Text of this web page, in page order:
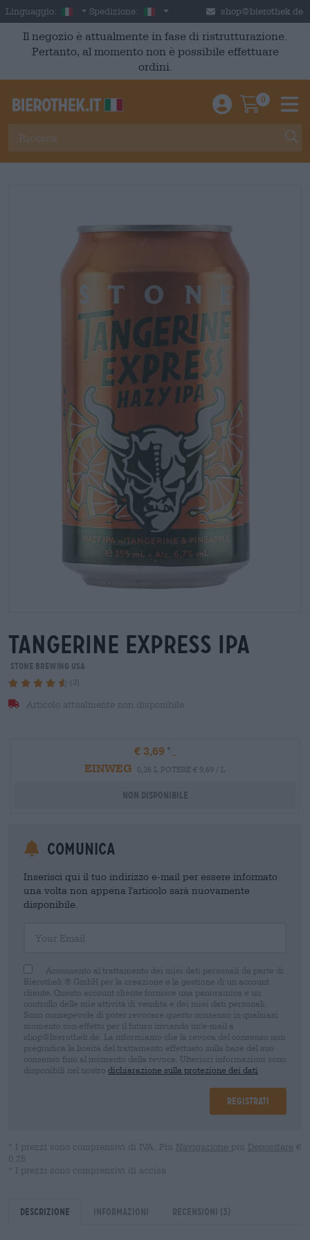
Skip to main content
Linguaggio: Italian
Spedizione: Italia shop@bierothek.de
Il negozio è attualmente in fase di ristrutturazione.
Pertanto, al momento non è possibile effettuare
ordini.
Einloggen /
0
tangerine express ipa
Stone Brewing USA
(3)
Articolo attualmente non disponibile
€ 3,69
EINWEG
0,36 L POTERE € 9,69 / L
Non disponibile
Comunica
Inserisci qui il tuo indirizzo e-mail per essere informato
una volta non appena l'articolo sarà nuovamente
disponibile.
Acconsento al trattamento dei miei dati personali da parte di
Bierothek ® GmbH per la creazione e la gestione di un account
cliente. Questo account cliente fornisce una panoramica e un
controllo delle mie attività di vendita e dei miei dati personali.
Sono consapevole di poter revocare questo consenso in qualsiasi
momento con effetto per il futuro inviando un'e-mail a
shop@bierothek.de. La informiamo che la revoca del consenso non
pregiudica la liceità del trattamento effettuato sulla base del suo
consenso fino al momento della revoca. Ulteriori informazioni sono
disponibili nel nostro dichiarazione sulla protezione dei dati
Registrati
* I prezzi sono comprensivi di IVA. Più Navigazione più Depositare €
0,25
* I prezzi sono comprensivi di accisa
Descrizione Informazioni Recensioni (3)